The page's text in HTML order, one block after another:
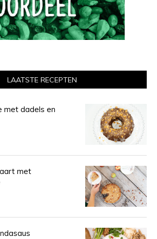
LAATSTE RECEPTEN
met dadels en
met